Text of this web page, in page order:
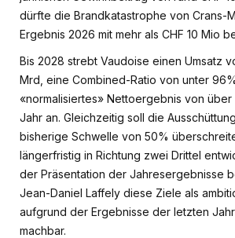
dürfte die Brandkatastrophe von Crans-
Ergebnis 2026 mit mehr als CHF 10 Mio
Bis 2028 strebt Vaudoise einen Umsatz
Mrd, eine Combined-Ratio von unter
«normalisiertes» Nettoergebnis von über
Jahr an. Gleichzeitig soll die
bisherige Schwelle von 50%
längerfristig in Richtung zwei Drittel
der Präsentation der Jahresergebnisse
Jean-Daniel Laffely diese Ziele als
aufgrund der Ergebnisse der letzten
machbar.